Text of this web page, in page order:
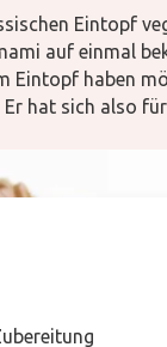
Eintopf
auf einmal
Eintopf haben
hat sich also